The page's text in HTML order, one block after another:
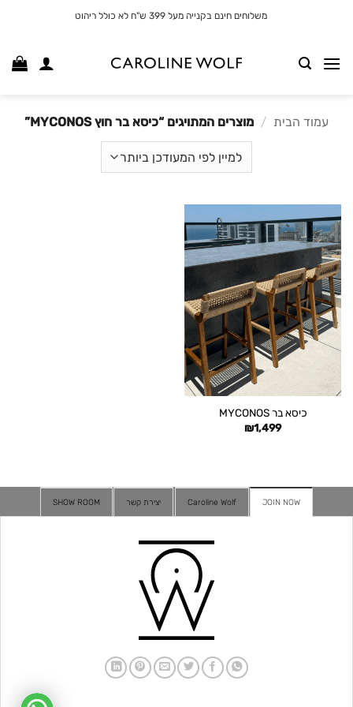
משלוחים חינם בקנייה מעל 399 ש"ח לא כולל ריהוט
עמוד הבית / מוצרים המתויגים “כיסא בר חוץ MYCONOS”
כיסא בר MYCONOS
₪1,499
JOIN NOW
Caroline Wolf יצירת קשר SHOW ROOM